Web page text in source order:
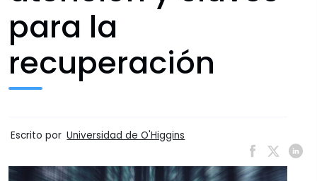
para la
recuperación
Escrito por Universidad de O'Higgins